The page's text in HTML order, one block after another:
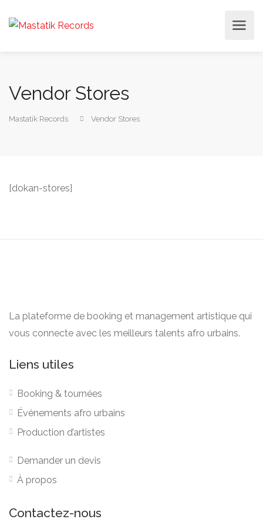
Vendor Stores
Mastatik Records Vendor Stores
[dokan-stores]
La plateforme de booking et management artistique qui
vous connecte avec les meilleurs talents afro urbains.
Liens utiles
Booking & tournées
Événements afro urbains
Production d’artistes
Demander un devis
À propos
Contactez-nous